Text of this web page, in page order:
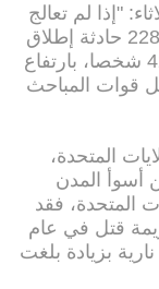
"إذا لم تعالج
شيكاغو المجازرة الرهيبة الجارية، حيث 228 حادثة إطلاق
نار خلال عام 2017 أسفرت عن مقتل 42 شخصا، بارتفاع
سأرسل قوات المباحث
المتحدة،
أسوأ المدن
المتحدة، فقد
حادث إطلاق نار و701 جريمة قتل في عام
بزيادة بلغت